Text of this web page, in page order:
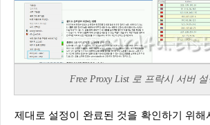
Free Proxy List 로 프락시 서버
제대로 설정이 완료된 것을 확인하기 위해서 파이어폭스 설정